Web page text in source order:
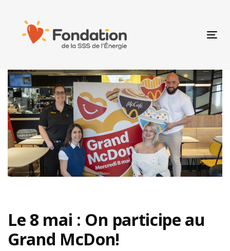
primary
content
Le 8 mai : On participe au
Grand McDon!